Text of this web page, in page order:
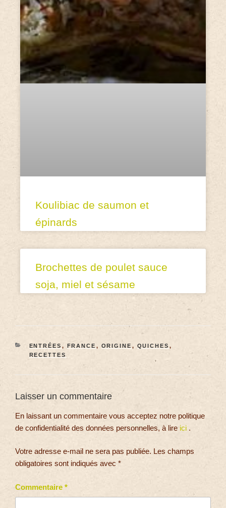
Koulibiac de saumon et
épinards
Brochettes de poulet sauce
soja, miel et sésame
ENTRÉES , FRANCE , ORIGINE , QUICHES ,
RECETTES
Laisser un commentaire
En laissant un commentaire vous acceptez notre politique
de confidentialité des données personnelles, à lire ici .
Votre adresse e-mail ne sera pas publiée. Les champs
obligatoires sont indiqués avec *
Commentaire *